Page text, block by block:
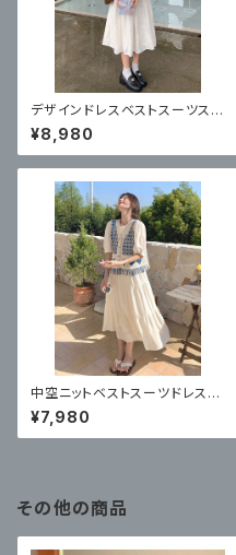
デザインドレスベストスーツスカ
ート 新スタイルフランスの気質
ハイエンドスカート 2 点セット
¥8,980
中空ニットベストスーツドレス
フレンチティーブレイク 白スカ
ート 2 点セット
¥7,980
その他の商品